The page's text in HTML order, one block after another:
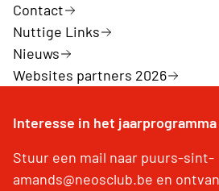
Contact
Nuttige Links
Nieuws
Websites partners 2026
Interesse in het
Stuur een mail naar puurs-sint-
amands@neosclub.be en